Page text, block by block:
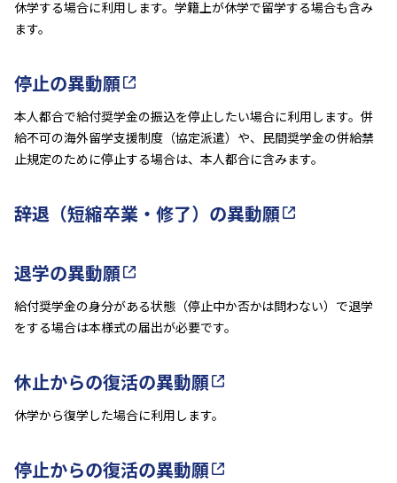
休学する場合に利用します。学籍上が休学で留学する場合も含み
ます。
停止の異動願
本人都合で給付奨学金の振込を停止したい場合に利用します。併
給不可の海外留学支援制度（協定派遣）や、民間奨学金の併給禁
止規定のために停止する場合は、本人都合に含みます。
辞退（短縮卒業・修了）の異動願
退学の異動願
給付奨学金の身分がある状態（停止中か否かは問わない）で退学
をする場合は本様式の届出が必要です。
休止からの復活の異動願
休学から復学した場合に利用します。
停止からの復活の異動願